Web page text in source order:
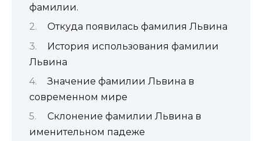
фамилии.
Откуда появилась фамилия Львина
История использования фамилии
Львина
Значение фамилии Львина в
современном мире
Склонение фамилии Львина в
именительном падеже